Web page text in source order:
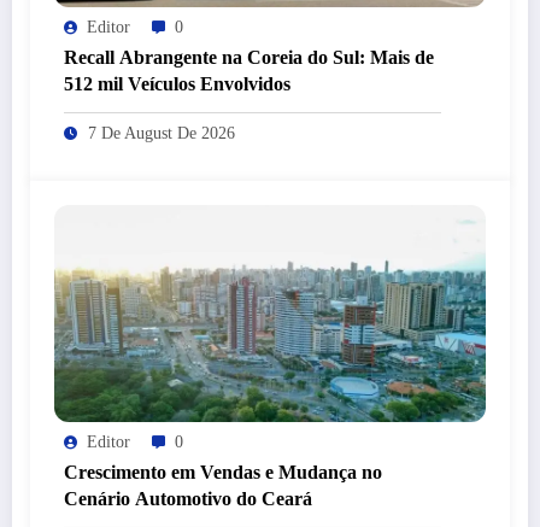
Editor 0
Recall Abrangente na Coreia do Sul: Mais de
512 mil Veículos Envolvidos
7 De August De 2026
Editor 0
Crescimento em Vendas e Mudança no
Cenário Automotivo do Ceará